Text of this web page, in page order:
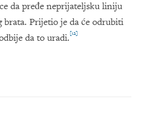
da pređe neprijateljsku liniju
Prijetio je da će odrubiti
da to uradi.[12]